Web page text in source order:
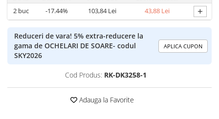
Lenjerii de pat pentru copii
Cadouri Cuplu
Pijamale de CRACIUN
Pijamale de dama
2buc -17.44% 103,84 Lei 43,88 Lei +
Reduceri de vara! 5% extra-reducere la
gama de OCHELARI DE SOARE- codul
SKY2026
APLICA CUPON
Cod Produs: RK-DK3258-1
Adauga la Favorite